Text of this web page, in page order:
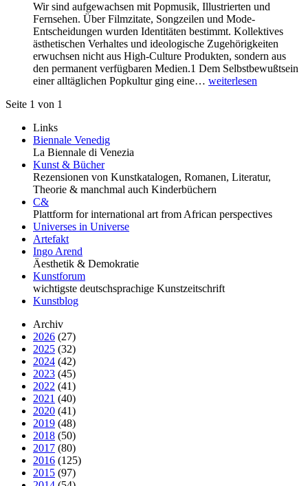
Wir sind aufgewachsen mit Popmusik, Illustrierten und
Fernsehen. Über Filmzitate, Songzeilen und Mode-
Entscheidungen wurden Identitäten bestimmt. Kollektives
ästhetischen Verhaltes und ideologische Zugehörigkeiten
erwuchsen nicht aus High-Culture Produkten, sondern aus
den permanent verfügbaren Medien.1 Dem Selbstbewußtsein
einer alltäglichen Popkultur ging eine… weiterlesen
Seite 1 von 1
Links
Biennale Venedig
La Biennale di Venezia
Kunst & Bücher
Rezensionen von Kunstkatalogen, Romanen, Literatur,
Theorie & manchmal auch Kinderbüchern
C&
Plattform for international art from African perspectives
Universes in Universe
Artefakt
Ingo Arend
Äesthetik & Demokratie
Kunstforum
wichtigste deutschsprachige Kunstzeitschrift
Kunstblog
Archiv
2026 (27)
2025 (32)
2024 (42)
2023 (45)
2022 (41)
2021 (40)
2020 (41)
2019 (48)
2018 (50)
2017 (80)
2016 (125)
2015 (97)